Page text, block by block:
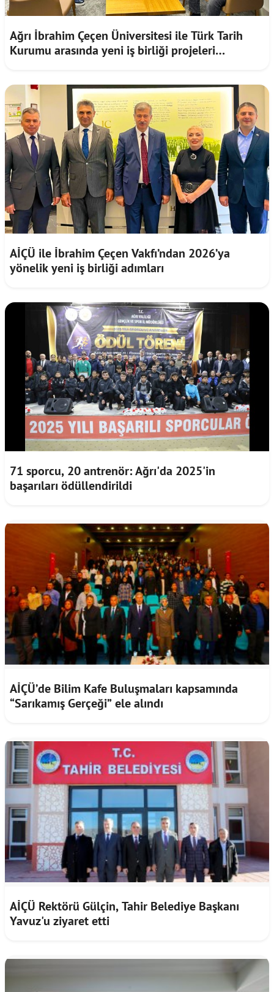
Ağrı İbrahim Çeçen Üniversitesi ile Türk Tarih
Kurumu arasında yeni iş birliği projeleri
AİÇÜ ile İbrahim Çeçen Vakfı’ndan 2026’ya
yönelik yeni iş birliği adımları
71 sporcu, 20 antrenör: Ağrı'da 2025'in
başarıları ödüllendirildi
AİÇÜ’de Bilim Kafe Buluşmaları kapsamında
“Sarıkamış Gerçeği” ele alındı
AİÇÜ Rektörü Gülçin, Tahir Belediye Başkanı
Yavuz'u ziyaret etti